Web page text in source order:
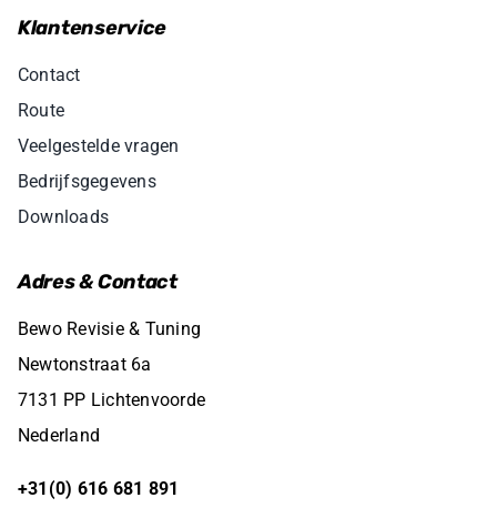
Klantenservice
Contact
Route
Veelgestelde vragen
Bedrijfsgegevens
Downloads
Adres & Contact
Bewo Revisie & Tuning
Newtonstraat 6a
7131 PP Lichtenvoorde
Nederland
+31(0) 616 681 891